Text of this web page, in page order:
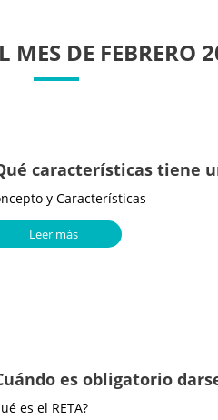
MES DE FEBRERO
características tiene
y Características
Leer más
es obligatorio
es el RETA?